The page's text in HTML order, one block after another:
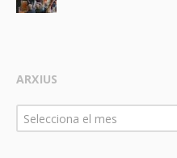
ARXIUS
Arxius
Selecciona el mes